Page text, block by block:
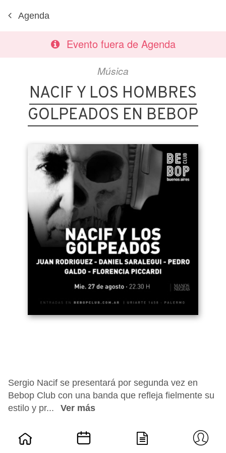
Agenda
Evento fuera de Agenda
Música
NACIF Y LOS HOMBRES
GOLPEADOS EN BEBOP
Sergio Nacif se presentará por segunda vez en
Bebop Club con una banda que refleja fielmente su
estilo y pr...
Ver más